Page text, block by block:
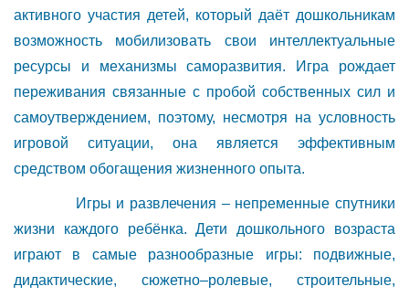
активного участия детей, который даёт дошкольникам
возможность мобилизовать свои интеллектуальные
ресурсы и механизмы саморазвития. Игра рождает
переживания связанные с пробой собственных сил и
самоутверждением, поэтому, несмотря на условность
игровой ситуации, она является эффективным
средством обогащения жизненного опыта.
Игры и развлечения – непременные спутники
жизни каждого ребёнка. Дети дошкольного возраста
играют в самые разнообразные игры: подвижные,
дидактические, сюжетно–ролевые, строительные,